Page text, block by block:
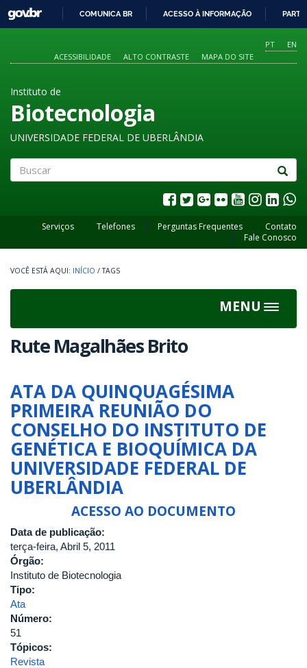
O
CONTEÚDO
GOVBR
COMUNICA BR ACESSO À INFORMAÇÃO
PT
EN
ACESSIBILIDADE
ALTO CONTRASTE MAPA DO SITE
Instituto de
Biotecnologia
UNIVERSIDADE FEDERAL DE UBERLÂNDIA
Serviços Telefones Perguntas Frequentes
Contato
Fale Conosco
INÍCIO / TAGS
MENU
Toggle
Rute Magalhães Brito
ATA DA QUINQUAGÉSIMA
PRIMEIRA REUNIÃO DO
CONSELHO DO INSTITUTO DE
GENÉTICA E BIOQUÍMICA DA
UNIVERSIDADE FEDERAL DE
UBERLÂNDIA
ACESSO AO DOCUMENTO
Data de publicação:
terça-feira, Abril 5, 2011
Órgão:
Instituto de Biotecnologia
Tipo:
Ata
Número:
51
Tópicos:
Revista